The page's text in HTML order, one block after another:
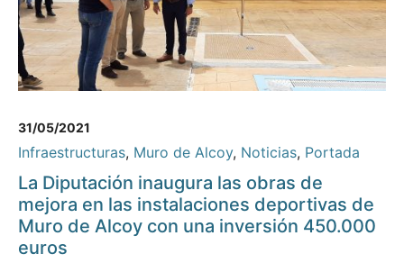
31/05/2021
Infraestructuras, Muro de Alcoy, Noticias, Portada
La Diputación inaugura las obras de
mejora en las instalaciones deportivas de
Muro de Alcoy con una inversión 450.000
euros